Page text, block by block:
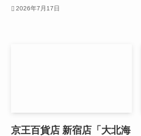
2026年7月17日
京王百貨店 新宿店「大北海